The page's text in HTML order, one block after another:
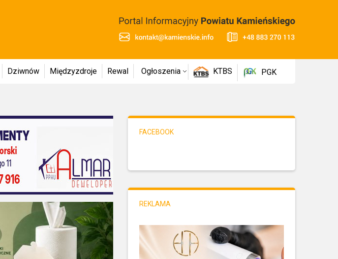
Dziwnów Międzyzdroje Rewal Ogłoszenia KTBS PGK
FACEBOOK
REKLAMA